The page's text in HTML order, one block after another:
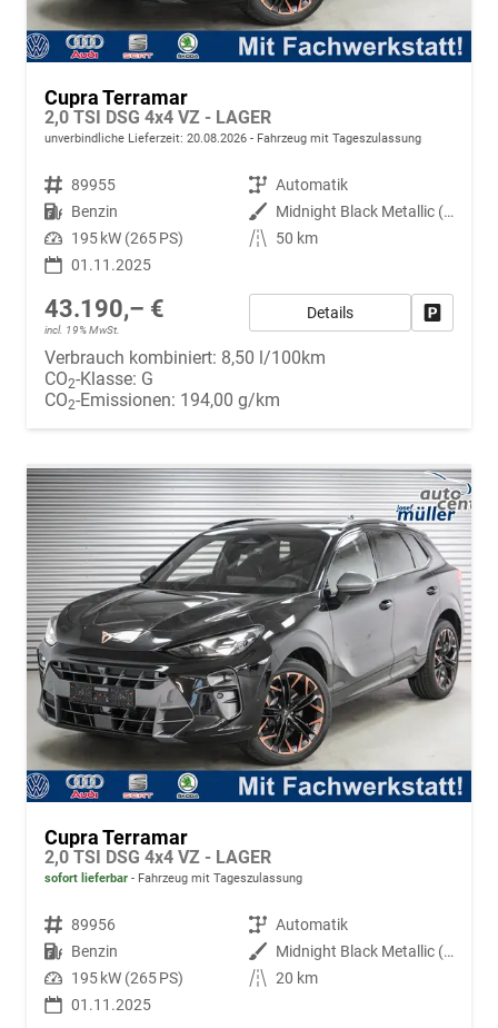
Cupra Terramar
2,0 TSI DSG 4x4 VZ - LAGER
unverbindliche Lieferzeit: 20.08.2026 Fahrzeug mit Tageszulassung
Fahrzeugnr. 89955 Getriebe Automatik
Kraftstoff Benzin Außenfarbe
Midnight Black Metallic (0E)
Leistung 195 kW (265 PS) Kilometerstand
50 km
01.11.2025
43.190,– €
incl. 19% MwSt.
Details
Verbrauch kombiniert: 8,50 l/100km
CO2-Klasse: G
CO2-Emissionen: 194,00 g/km
Cupra Terramar
2,0 TSI DSG 4x4 VZ - LAGER
sofort lieferbar Fahrzeug mit Tageszulassung
Fahrzeugnr. 89956 Getriebe Automatik
Kraftstoff Benzin Außenfarbe
Midnight Black Metallic (0E)
Leistung 195 kW (265 PS) Kilometerstand 20 km
01.11.2025